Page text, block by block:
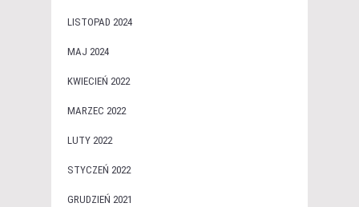
LISTOPAD 2024
MAJ 2024
KWIECIEŃ 2022
MARZEC 2022
LUTY 2022
STYCZEŃ 2022
GRUDZIEŃ 2021